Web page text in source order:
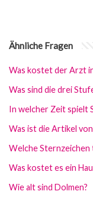
Ähnliche Fragen
Was kostet der Arzt
Was sind die drei
In welcher Zeit spielt
Was ist die Artikel von
Welche Sternzeichen
Was kostet es ein
Wie alt sind Dolmen?